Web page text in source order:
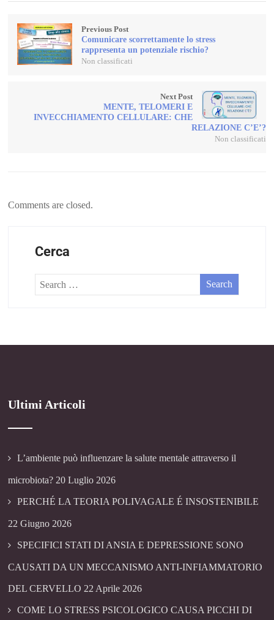
Previous Post
Comunicare scorrettamente lo stress
rappresenta un potenziale rischio?
Non classificati
Next Post
MENTE, TELOMERI E
INVECCHIAMENTO CELLULARE: CHE
RELAZIONE C’E’?
Non classificati
Comments are closed.
Cerca
Ultimi Articoli
L’ambiente può influenzare la salute mentale attraverso il
microbiota? 20 Luglio 2026
PERCHÉ LA TEORIA POLIVAGALE É INSOSTENIBILE
22 Giugno 2026
SPECIFICI STATI DI ANSIA E DEPRESSIONE SONO
CAUSATI DA UN MECCANISMO ANTI-INFIAMMATORIO
DEL CERVELLO 22 Aprile 2026
COME LO STRESS PSICOLOGICO CAUSA PICCHI DI